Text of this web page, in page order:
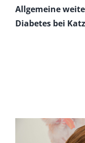
Allgemeine
Diabetes bei